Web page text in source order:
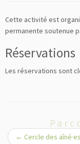
Cette activité est
permanente soutenue
Réservations
Les réservations sont
← Cercle des